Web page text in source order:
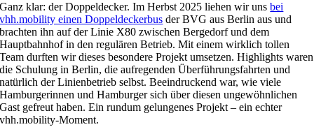
Ganz klar: der Doppeldecker. Im Herbst 2025 liehen wir unsbei
vhh.mobility einen Doppeldeckerbus der BVG aus Berlin aus und
brachten ihn auf der Linie X80 zwischen Bergedorf und dem
Hauptbahnhof in den regulären Betrieb. Mit einem wirklich tollen
Team durften wir dieses besondere Projekt umsetzen. Highlights waren
die Schulung in Berlin, die aufregenden Überführungsfahrten und
natürlich der Linienbetrieb selbst. Beeindruckend war, wie viele
Hamburgerinnen und Hamburger sich über diesen ungewöhnlichen
Gast gefreut haben. Ein rundum gelungenes Projekt – ein echter
vhh.mobility-Moment.